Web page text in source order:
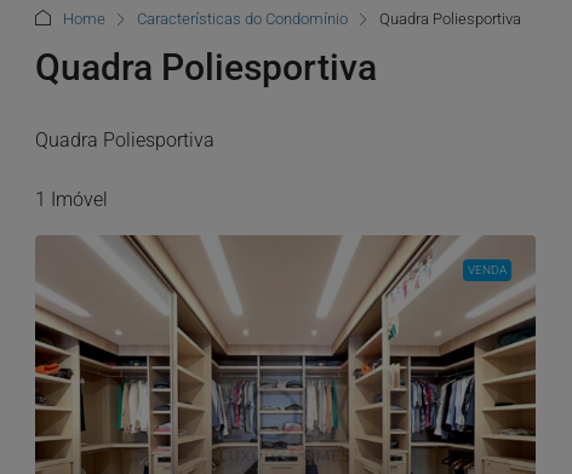
Home Características do Condomínio Quadra Poliesportiva
Quadra Poliesportiva
Quadra Poliesportiva
1 Imóvel
VENDA